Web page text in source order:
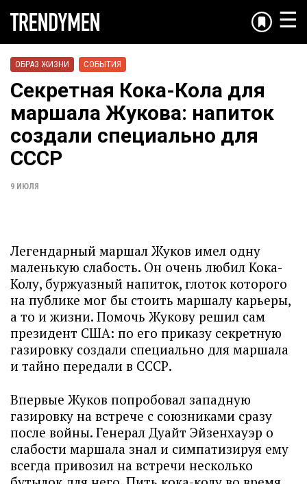
☰
ОБРАЗ ЖИЗНИ СОБЫТИЯ
Секретная Кока-Кола для
маршала Жукова: напиток
создали специально для
СССР
9 ИЮЛЯ
Легендарный маршал Жуков имел одну
маленькую слабость. Он очень любил Кока-
Колу, буржуазный напиток, глоток которого
на публике мог бы стоить маршалу карьеры,
а то и жизни. Помочь Жукову решил сам
президент США: по его приказу секретную
газировку создали специально для маршала
и тайно передали в СССР.
Впервые Жуков попробовал западную
газировку на встрече с союзниками сразу
после войны. Генерал Дуайт Эйзенхауэр о
слабости маршала знал и симпатизируя ему
всегда привозил на встречи несколько